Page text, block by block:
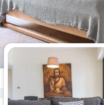
Appartements
plus consultés